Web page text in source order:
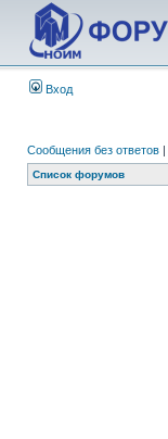
Вход
Сообщения без ответов |
Список форумов